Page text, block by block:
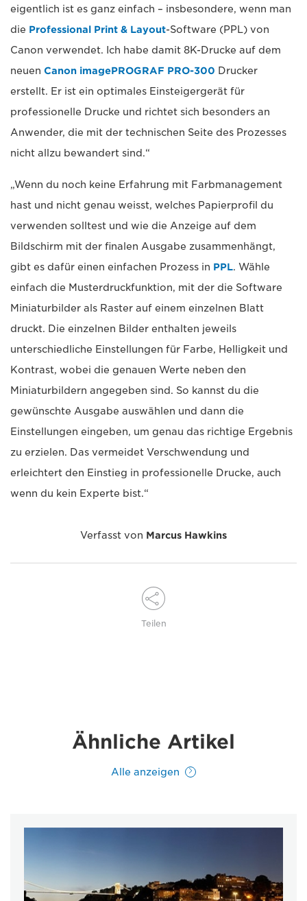
eigentlich ist es ganz einfach – insbesondere, wenn man
die Professional Print & Layout-Software (PPL) von
Canon verwendet. Ich habe damit 8K-Drucke auf dem
neuen Canon imagePROGRAF PRO-300 Drucker
erstellt. Er ist ein optimales Einsteigergerät für
professionelle Drucke und richtet sich besonders an
Anwender, die mit der technischen Seite des Prozesses
nicht allzu bewandert sind.“
„Wenn du noch keine Erfahrung mit Farbmanagement
hast und nicht genau weisst, welches Papierprofil du
verwenden solltest und wie die Anzeige auf dem
Bildschirm mit der finalen Ausgabe zusammenhängt,
gibt es dafür einen einfachen Prozess in PPL. Wähle
einfach die Musterdruckfunktion, mit der die Software
Miniaturbilder als Raster auf einem einzelnen Blatt
druckt. Die einzelnen Bilder enthalten jeweils
unterschiedliche Einstellungen für Farbe, Helligkeit und
Kontrast, wobei die genauen Werte neben den
Miniaturbildern angegeben sind. So kannst du die
gewünschte Ausgabe auswählen und dann die
Einstellungen eingeben, um genau das richtige Ergebnis
zu erzielen. Das vermeidet Verschwendung und
erleichtert den Einstieg in professionelle Drucke, auch
wenn du kein Experte bist.“
Verfasst von Marcus Hawkins
Teilen
Ähnliche Artikel
Alle anzeigen